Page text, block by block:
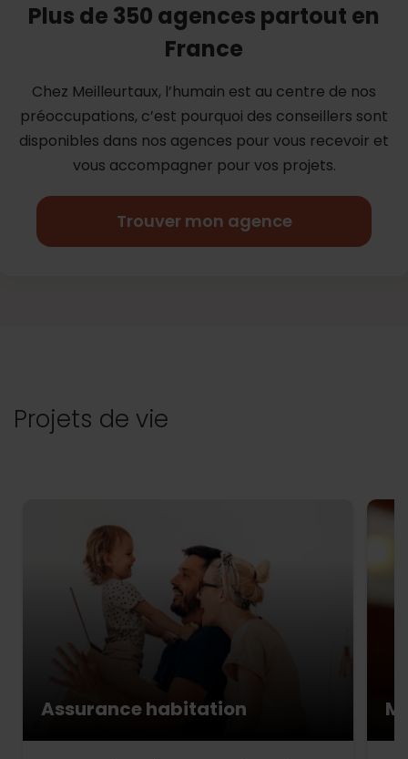
Plus de 350 agences partout en
France
Chez Meilleurtaux, l’humain est au centre de nos
préoccupations, c’est pourquoi des conseillers sont
disponibles dans nos agences pour vous recevoir et
vous accompagner pour vos projets.
Trouver mon agence
Projets de vie
Assurance habitation